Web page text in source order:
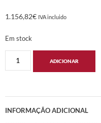
1.156,82€ IVA incluido
Em stock
ADICIONAR
INFORMAÇÃO ADICIONAL